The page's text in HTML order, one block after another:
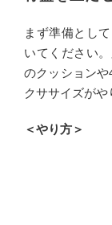
まず準備とし
いてください
のクッション
クササイズがや
＜やり方＞